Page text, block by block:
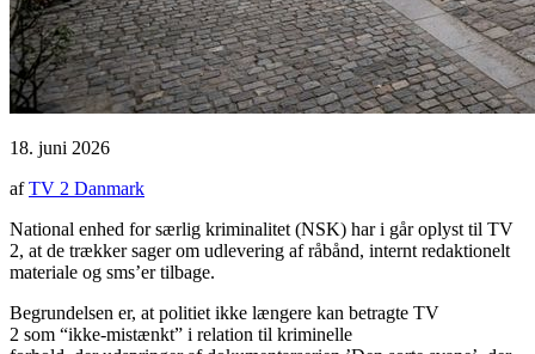
18. juni 2026
afTV 2 Danmark
National enhed for særlig kriminalitet (NSK) har i går oplyst til TV
2, at de trækker sager om udlevering af råbånd, internt redaktionelt
materiale og sms’er tilbage.
Begrundelsen er, at politiet ikke længere kan betragte TV
2 som “ikke-mistænkt” i relation til kriminelle